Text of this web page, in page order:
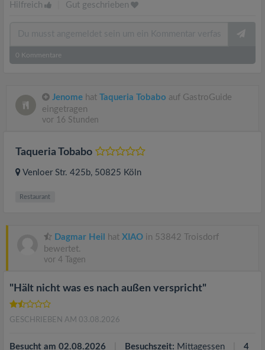
Hilfreich Gut geschrieben
0 Kommentare
Jenome hat Taqueria Tobabo auf GastroGuide
eingetragen
vor 16 Stunden
Taqueria Tobabo
Venloer Str. 425b, 50825 Köln
Restaurant
Dagmar Heil hat XIAO in 53842 Troisdorf
bewertet.
vor 4 Tagen
"Hält nicht was es nach außen verspricht"
GESCHRIEBEN AM 03.08.2026
Besucht am 02.08.2026 Besuchszeit: Mittagessen 4